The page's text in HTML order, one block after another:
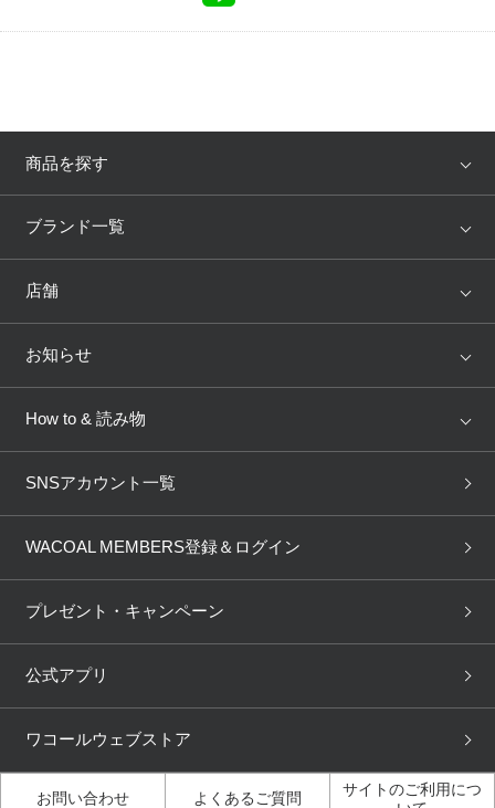
商品を探す
アイテム
トピックス
ブランド一覧
WACOAL
AMPHI une nana cool
OUR WACOAL
WACOAL Remamma Mens Innerwear
Licensed Brands
店舗
店舗を探す
ブラ無料診断
3Dボディスキャン
お知らせ
新着情報
商品回収
ニュース＆トピックス
How to & 読み物
下着の基礎知識
ブラパン ワコールスタイル
大人の工場見学inベトナム
人間科学研究開発センター見
学
ガイド（マンガ）
SNSアカウント一覧
WACOAL MEMBERS登録＆ログイン
プレゼント・キャンペーン
公式アプリ
ワコールウェブストア
お問い合わせ よくあるご質問
サイトのご利用につ